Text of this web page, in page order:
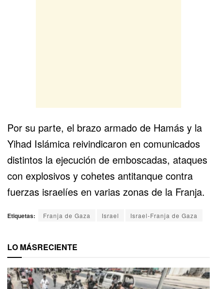
Por su parte, el brazo armado de Hamás y la
Yihad Islámica reivindicaron en comunicados
distintos la ejecución de emboscadas, ataques
con explosivos y cohetes antitanque contra
fuerzas israelíes en varias zonas de la Franja.
Etiquetas: Franja de Gaza Israel Israel-Franja de Gaza
LO MÁSRECIENTE